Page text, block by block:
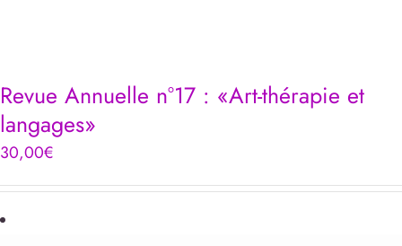
Revue Annuelle n°17 : «Art-thérapie et
langages»
30,00€